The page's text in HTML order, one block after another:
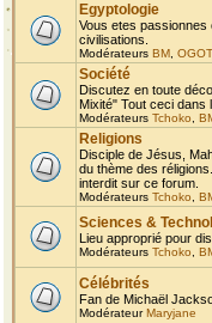
Egyptologie
Vous etes passionnes
civilisations.
Modérateurs BM
Société
Discutez en toute
Mixité" Tout ceci
Modérateurs Tchoko
Religions
Disciple de Jésus,
du thème des
interdit sur ce forum.
Modérateurs Tchoko
Sciences &
Lieu approprié pour
Modérateurs Tchoko
Célébrités
Fan de Michaël
ModérateurMaryjane